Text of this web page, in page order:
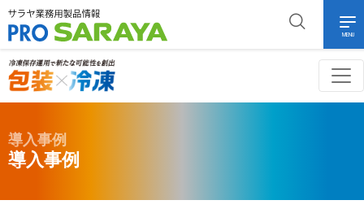
MENU
導入事例
導入事例